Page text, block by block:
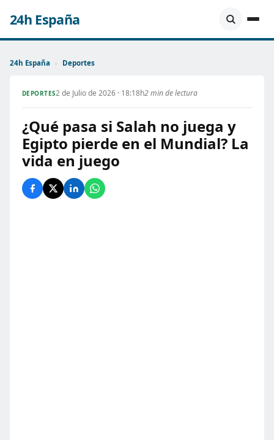
24h España
24h España › Deportes
DEPORTES2 de Julio de 2026 · 18:18h2 min de lectura
¿Qué pasa si Salah no juega y
Egipto pierde en el Mundial? La
vida en juego